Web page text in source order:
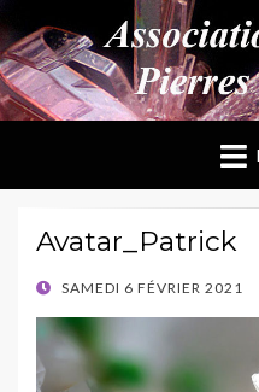
ANPF
Association Nantaise
Avatar_Patrick
POSTED
SAMEDI 6 FÉVRIER 2021